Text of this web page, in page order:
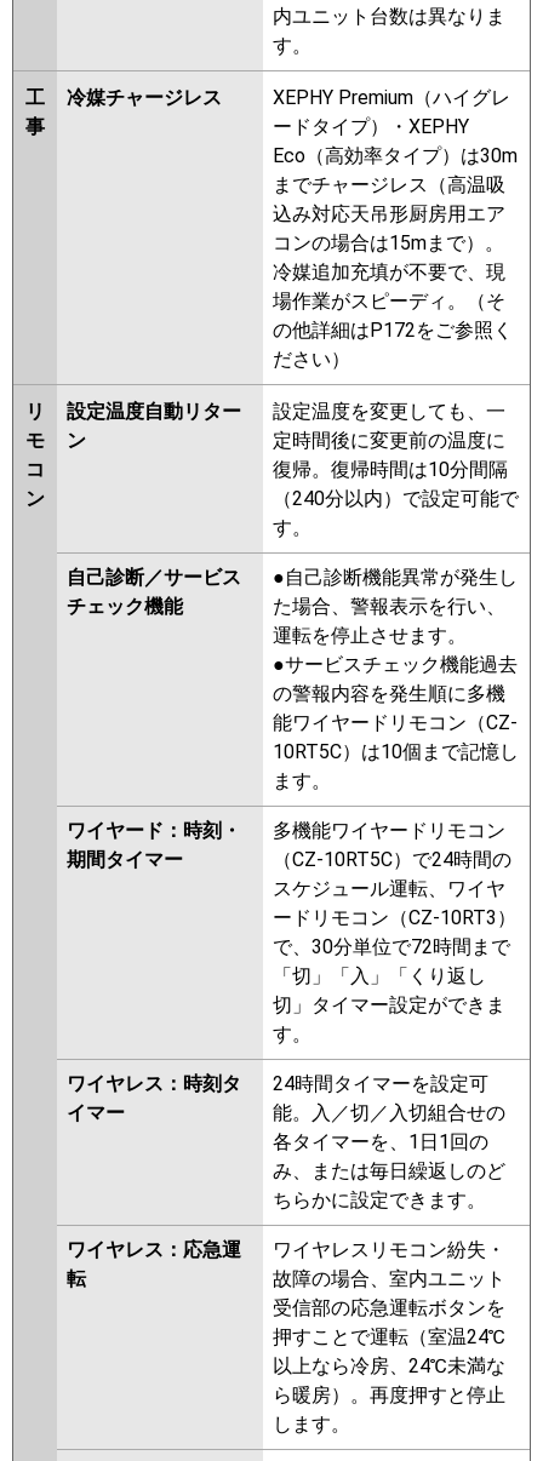
内ユニット台数は異なりま
す。
工
事
冷媒チャージレス
XEPHY Premium（ハイグレ
ードタイプ）・XEPHY
Eco（高効率タイプ）は30m
までチャージレス（高温吸
込み対応天吊形厨房用エア
コンの場合は15mまで）。
冷媒追加充填が不要で、現
場作業がスピーディ。（そ
の他詳細はP172をご参照く
ださい）
リ
モ
コ
ン
設定温度自動リター
ン
設定温度を変更しても、一
定時間後に変更前の温度に
復帰。復帰時間は10分間隔
（240分以内）で設定可能で
す。
自己診断／サービス
チェック機能
●自己診断機能異常が発生し
た場合、警報表示を行い、
運転を停止させます。
●サービスチェック機能過去
の警報内容を発生順に多機
能ワイヤードリモコン（CZ-
10RT5C）は10個まで記憶し
ます。
ワイヤード：時刻・
期間タイマー
多機能ワイヤードリモコン
（CZ-10RT5C）で24時間の
スケジュール運転、ワイヤ
ードリモコン（CZ-10RT3）
で、30分単位で72時間まで
「切」「入」「くり返し
切」タイマー設定ができま
す。
ワイヤレス：時刻タ
イマー
24時間タイマーを設定可
能。入／切／入切組合せの
各タイマーを、1日1回の
み、または毎日繰返しのど
ちらかに設定できます。
ワイヤレス：応急運
転
ワイヤレスリモコン紛失・
故障の場合、室内ユニット
受信部の応急運転ボタンを
押すことで運転（室温24℃
以上なら冷房、24℃未満な
ら暖房）。再度押すと停止
します。